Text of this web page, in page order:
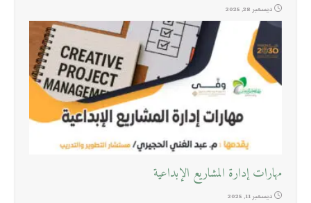
ديسمبر 28, 2025
مهارات إدارة المشاريع الإبداعية
ديسمبر 11, 2025